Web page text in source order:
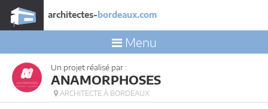
architectes- bordeaux.com
Menu
Un projet réalisé par :
ANAMORPHOSES
ARCHITECTE À BORDEAUX